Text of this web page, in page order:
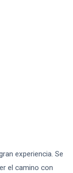
experiencia. Se
el camino con